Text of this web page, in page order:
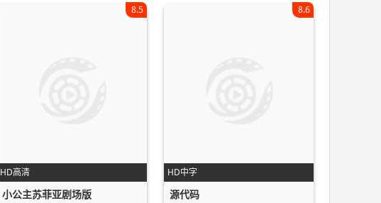
HD高清
8.5
小公主苏菲亚剧场版
HD中字
8.6
源代码